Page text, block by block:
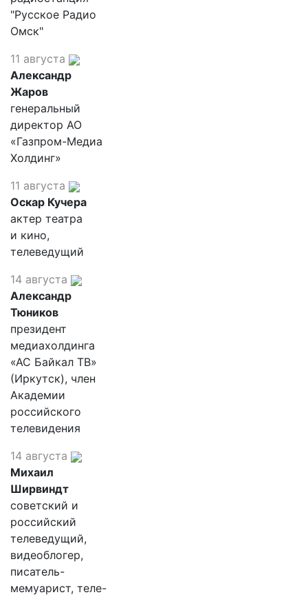
"Русское Радио
Омск"
11 августа
Александр
Жаров
генеральный
директор АО
«Газпром-Медиа
Холдинг»
11 августа
Оскар Кучера
актер театра
и кино,
телеведущий
14 августа
Александр
Тюников
президент
медиахолдинга
«АС Байкал ТВ»
(Иркутск), член
Академии
российского
телевидения
14 августа
Михаил
Ширвиндт
советский и
российский
телеведущий,
видеоблогер,
писатель-
мемуарист, теле-